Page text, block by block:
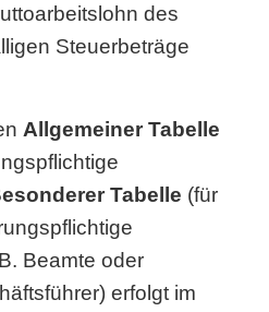
des
Steuerbeträge
Allgemeiner Tabelle
Tabelle (für
Beamte oder
erfolgt im